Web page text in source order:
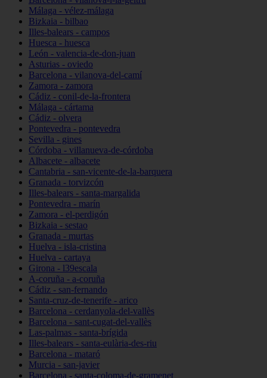
Málaga - vélez-málaga
Bizkaia - bilbao
Illes-balears - campos
Huesca - huesca
León - valencia-de-don-juan
Asturias - oviedo
Barcelona - vilanova-del-camí
Zamora - zamora
Cádiz - conil-de-la-frontera
Málaga - cártama
Cádiz - olvera
Pontevedra - pontevedra
Sevilla - gines
Córdoba - villanueva-de-córdoba
Albacete - albacete
Cantabria - san-vicente-de-la-barquera
Granada - torvizcón
Illes-balears - santa-margalida
Pontevedra - marín
Zamora - el-perdigón
Bizkaia - sestao
Granada - murtas
Huelva - isla-cristina
Huelva - cartaya
Girona - l39escala
A-coruña - a-coruña
Cádiz - san-fernando
Santa-cruz-de-tenerife - arico
Barcelona - cerdanyola-del-vallès
Barcelona - sant-cugat-del-vallès
Las-palmas - santa-brígida
Illes-balears - santa-eulària-des-riu
Barcelona - mataró
Murcia - san-javier
Barcelona - santa-coloma-de-gramenet